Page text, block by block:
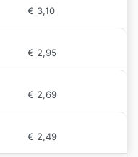
€ 3,10
€ 2,95
€ 2,69
€ 2,49